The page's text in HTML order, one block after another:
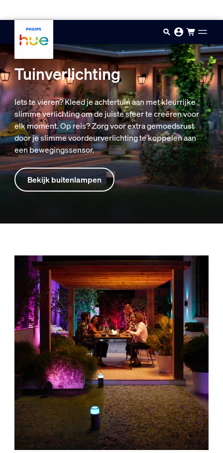
Tuinverlichting
Iets te vieren? Kleed je achtertuin aan met kleurrijke
slimme verlichting om de juiste sfeer te creëren voor
elk moment. Op reis? Zorg voor extra gemoedsrust
door je slimme voordeurverlichting te koppelen aan
een bewegingssensor.
Bekijk buitenlampen